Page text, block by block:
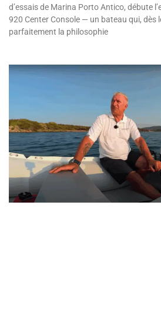
d’essais de Marina Porto Antico, débute
920 Center Console — un bateau qui, dès
parfaitement la philosophie